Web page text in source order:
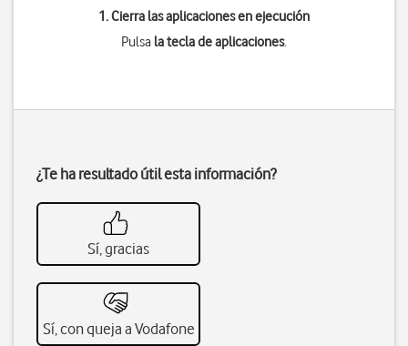
1. Cierra las aplicaciones en ejecución
Pulsa la tecla de aplicaciones.
¿Te ha resultado útil esta información?
Sí, gracias
Sí, con queja a Vodafone